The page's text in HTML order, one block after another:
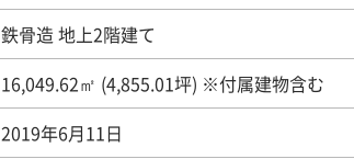
鉄骨造 地上2階建て
16,049.62㎡ (4,855.01坪) ※付属建物含む
2019年6月11日